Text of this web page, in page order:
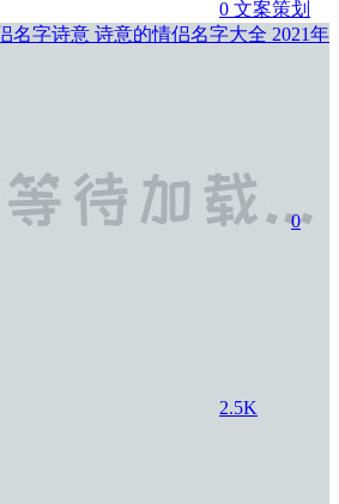
0 文案策划
名字诗意 诗意的情侣名字大全 2021年
0
2.5K